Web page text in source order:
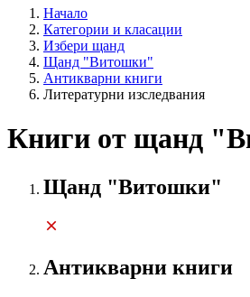
Начало
Категории и класации
Избери щанд
Щанд "Витошки"
Антикварни книги
Литературни изследвания
Книги от щанд
Щанд "Витошки"
Антикварни книги